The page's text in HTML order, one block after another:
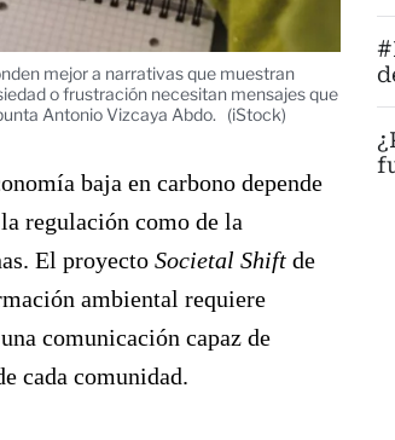
mejor a narrativas que muestran
o frustración necesitan mensajes que
Antonio Vizcaya Abdo.
(iStock)
baja en carbono depende
regulación como de la
El proyecto Societal Shift de
ambiental requiere
comunicación capaz de
cada comunidad.